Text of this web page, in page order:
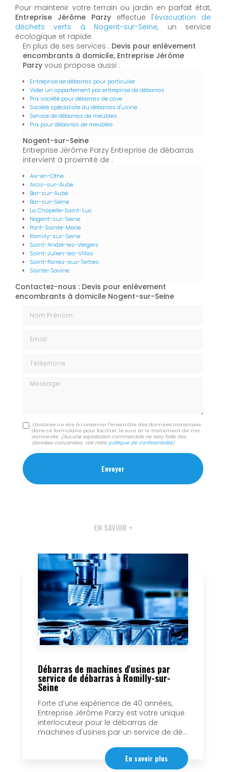
Pour maintenir votre terrain ou jardin en parfait état,
Entreprise Jérôme Parzy effectue l'évacuation de
déchets verts à Nogent-sur-Seine, un service
écologique et rapide.
En plus de ses services : Devis pour enlèvement
encombrants à domicile, Entreprise Jérôme
Parzy vous propose aussi :
Entreprise de débarras pour particulier
Vider un appartement par entreprise de débarras
Prix société pour débarras de cave
Société spécialiste du débarras d'usine
Service de débarras de meubles
Prix pour débarras de meubles
Nogent-sur-Seine
Entreprise Jérôme Parzy Entreprise de débarras
intervient à proximité de :
Aix-en-Othe
Arcis-sur-Aube
Bar-sur-Aube
Bar-sur-Seine
La Chapelle-Saint-Luc
Nogent-sur-Seine
Pont-Sainte-Marie
Romilly-sur-Seine
Saint-André-les-Vergers
Saint-Julien-les-Villas
Saint-Parres-aux-Tertres
Sainte-Savine
Contactez-nous : Devis pour enlèvement
encombrants à domicile Nogent-sur-Seine
Message
J'autorise ce site à conserver l'ensemble des données transmises
dans ce formulaire pour faciliter le suivi et le traitement de ma
demande. (Aucune exploitation commerciale ne sera faite des
données concervées. Voir notrepolitique de confidentialité)
EN SAVOIR +
Débarras de machines d'usines par
service de débarras à Romilly-sur-
Seine
Forte d’une expérience de 40 années,
Entreprise Jérôme Parzy est votre unique
interlocuteur pour le débarras de
machines d'usines par un service de dé...
En savoir plus